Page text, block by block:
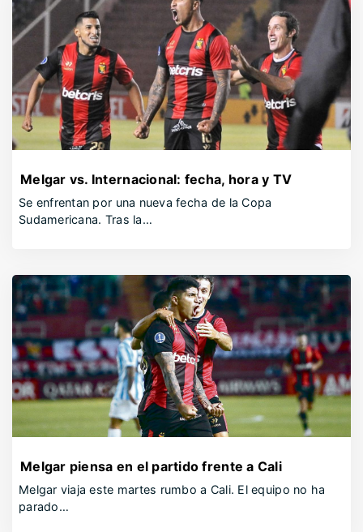
Melgar vs. Internacional: fecha, hora y TV
Se enfrentan por una nueva fecha de la Copa
Sudamericana. Tras la…
Melgar piensa en el partido frente a Cali
Melgar viaja este martes rumbo a Cali. El equipo no ha
parado…